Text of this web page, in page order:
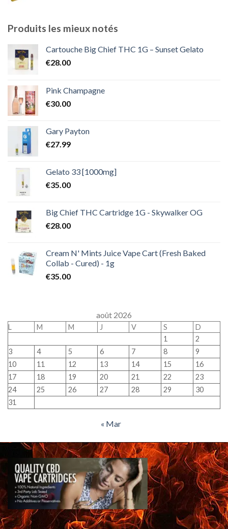
€2,000.00
Produits les mieux notés
Cartouche Big Chief THC 1G – Sunset Gelato
€28.00
Pink Champagne
€30.00
Gary Payton
€27.99
Gelato 33 [1000mg]
€35.00
Big Chief THC Cartridge 1G - Skywalker OG
€28.00
Cream N' Mints Juice Vape Cart (Fresh Baked
Collab - Cured) - 1g
€35.00
août 2026
L M M J V S
D
1
2
3
4 5 6 7 8
9
10
11 12 13 14 15
16
17
18 19 20 21 22
23
24
25 26 27 28 29
30
31
« Mar